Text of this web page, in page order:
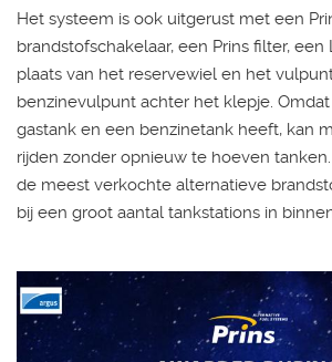
Het systeem is ook uitgerust met een
brandstofschakelaar, een Prins filter, een
plaats van het reservewiel en het
benzinevulpunt achter het klepje.
gastank en een benzinetank heeft, kan
rijden zonder opnieuw te hoeven
de meest verkochte alternatieve
bij een groot aantal tankstations in